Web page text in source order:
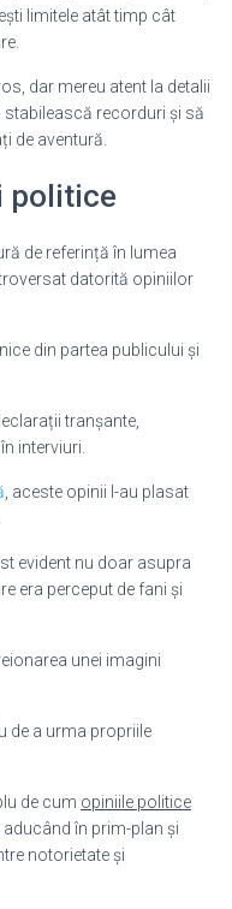
limitele atât timp cât
dar mereu atent la detalii
stabilească recorduri și să
de aventură.
politice
de referință în lumea
datorită opiniilor
din partea publicului și
tranșante,
interviuri.
, aceste opinii l-au plasat
evident nu doar asupra
era perceput de fani și
unei imagini
de a urma propriile
de cum opiniile politice
, aducând în prim-plan și
notorietate și